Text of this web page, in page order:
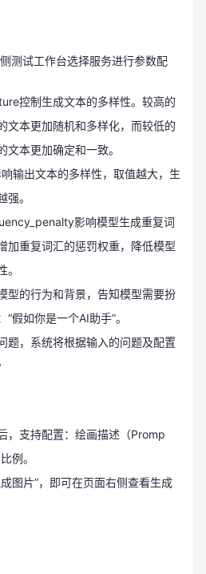
测试工作台选择服务进行参数配
控制生成文本的多样性。较高的
文本更加随机和多样化，而较低的
文本更加确定和一致。
输出文本的多样性，取值越大，生
强。
影响模型生成重复词
加重复词汇的惩罚权重，降低模型
型的行为和背景，告知模型需要扮
假如你是一个AI助手”。
题，系统将根据输入的问题及配置
，支持配置：绘画描述（Promp
例。
图片”，即可在页面右侧查看生成